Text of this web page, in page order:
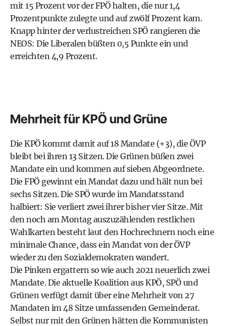
mit 15 Prozent vor der FPÖ halten, die nur 1,4
Prozentpunkte zulegte und auf zwölf Prozent kam.
Knapp hinter der verlustreichen SPÖ rangieren die
NEOS: Die Liberalen büßten 0,5 Punkte ein und
erreichten 4,9 Prozent.
Mehrheit für KPÖ und Grüne
Die KPÖ kommt damit auf 18 Mandate (+3), die ÖVP
bleibt bei ihren 13 Sitzen. Die Grünen büßen zwei
Mandate ein und kommen auf sieben Abgeordnete.
Die FPÖ gewinnt ein Mandat dazu und hält nun bei
sechs Sitzen. Die SPÖ wurde im Mandatsstand
halbiert: Sie verliert zwei ihrer bisher vier Sitze. Mit
den noch am Montag auszuzählenden restlichen
Wahlkarten besteht laut den Hochrechnern noch eine
minimale Chance, dass ein Mandat von der ÖVP
wieder zu den Sozialdemokraten wandert.
Die Pinken ergattern so wie auch 2021 neuerlich zwei
Mandate. Die aktuelle Koalition aus KPÖ, SPÖ und
Grünen verfügt damit über eine Mehrheit von 27
Mandaten im 48 Sitze umfassenden Gemeinderat.
Selbst nur mit den Grünen hätten die Kommunisten